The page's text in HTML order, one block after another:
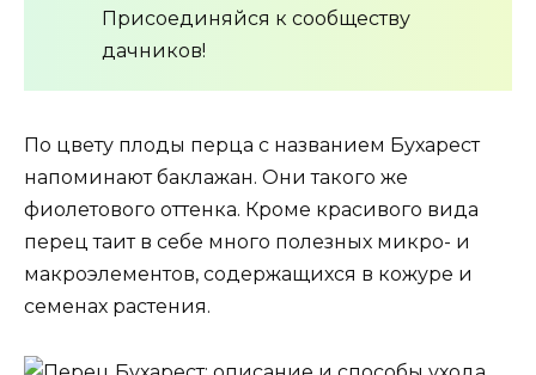
Присоединяйся к сообществу
дачников!
По цвету плоды перца с названием Бухарест
напоминают баклажан. Они такого же
фиолетового оттенка. Кроме красивого вида
перец таит в себе много полезных микро- и
макроэлементов, содержащихся в кожуре и
семенах растения.